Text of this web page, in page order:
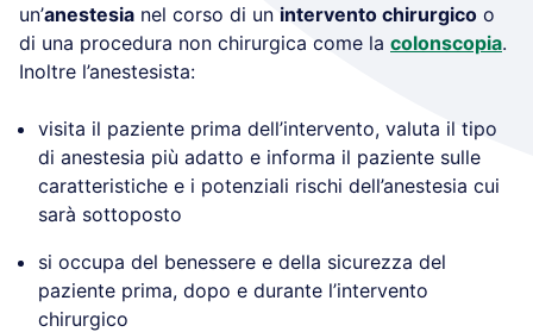
un’anestesia nel corso di un intervento chirurgico o
di una procedura non chirurgica come la colonscopia.
Inoltre l’anestesista:
visita il paziente prima dell’intervento, valuta il tipo
di anestesia più adatto e informa il paziente sulle
caratteristiche e i potenziali rischi dell’anestesia cui
sarà sottoposto
si occupa del benessere e della sicurezza del
paziente prima, dopo e durante l’intervento
chirurgico